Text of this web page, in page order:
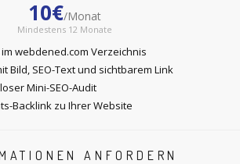
10€/Monat
Mindestens 12 Monate
webdened.com Verzeichnis
Bild, SEO-Text und sichtbarem Link
Mini-SEO-Audit
Backlink zu Ihrer Website
ANFORDERN